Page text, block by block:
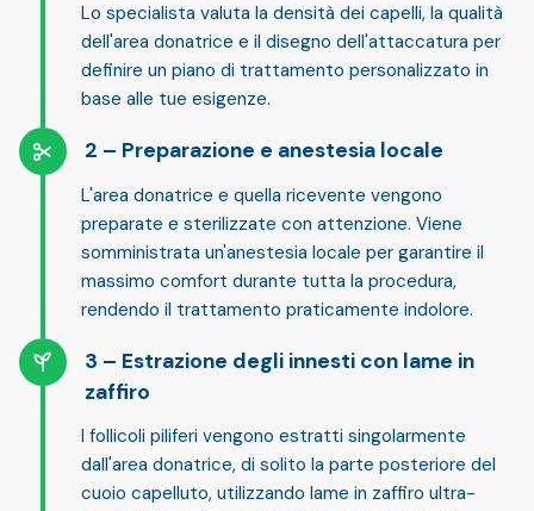
Lo specialista valuta la densità dei capelli, la qualità
dell'area donatrice e il disegno dell'attaccatura per
definire un piano di trattamento personalizzato in
base alle tue esigenze.
Preparazione e anestesia locale
L'area donatrice e quella ricevente vengono
preparate e sterilizzate con attenzione. Viene
somministrata un'anestesia locale per garantire il
massimo comfort durante tutta la procedura,
rendendo il trattamento praticamente indolore.
Estrazione degli innesti con lame in
zaffiro
I follicoli piliferi vengono estratti singolarmente
dall'area donatrice, di solito la parte posteriore del
cuoio capelluto, utilizzando lame in zaffiro ultra-